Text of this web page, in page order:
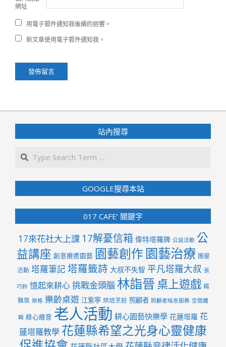
網址
用電子郵件通知我後續的迴響。
新文章使用電子郵件通知我。
站內搜尋
GOOGLE搜尋本站
017 CAFE’ 關鍵字
17來花社大上課 17解憂信箱 偉特塔羅牌 公益活動 公
益講座 創意療癒園藝 園藝創作 園藝治療 團屋
活動 塔羅筆記 塔羅籤詩 大叔不失智 平凡塔羅大叔 張
巧鈴 憶起來耕心挑戰金頭腦 林詣晉桌上遊戲 楊
雅筑 榮格 樂齡桌遊 江紫寧 烘焙烹飪 照顧者 照顧者喘息服務 空間邏
輯 綠心繪意 老人活動 耕心園藝快樂學 花蓮塔羅 花
蓮塔羅教學 花蓮縣希望之光身心靈健康